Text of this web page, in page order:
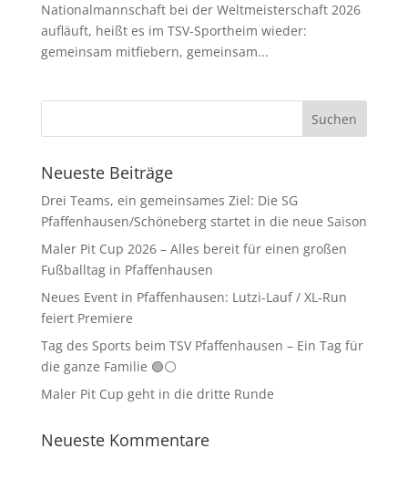
Nationalmannschaft bei der Weltmeisterschaft 2026
aufläuft, heißt es im TSV-Sportheim wieder:
gemeinsam mitfiebern, gemeinsam...
Neueste Beiträge
Drei Teams, ein gemeinsames Ziel: Die SG
Pfaffenhausen/Schöneberg startet in die neue Saison
Maler Pit Cup 2026 – Alles bereit für einen großen
Fußballtag in Pfaffenhausen
Neues Event in Pfaffenhausen: Lutzi-Lauf / XL-Run
feiert Premiere
Tag des Sports beim TSV Pfaffenhausen – Ein Tag für
die ganze Familie 🟢⚪
Maler Pit Cup geht in die dritte Runde
Neueste Kommentare